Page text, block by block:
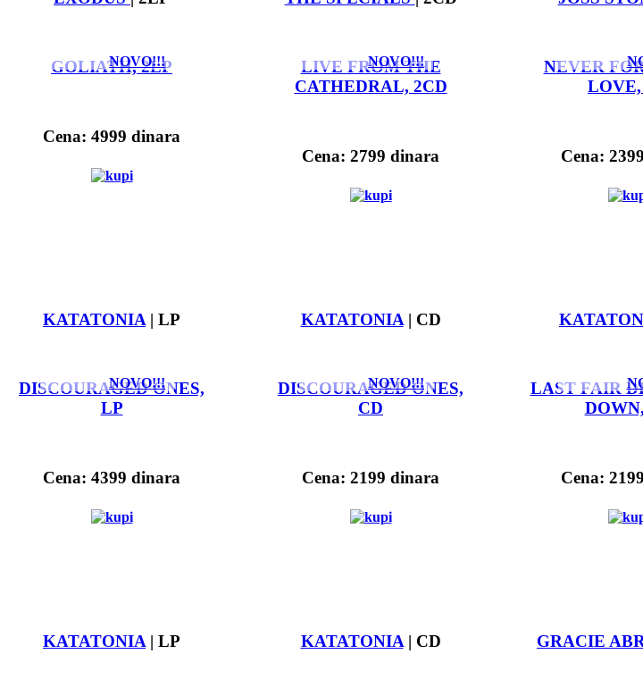
NOVO!!!
GOLIATH, 2LP
Cena: 4999 dinara
NOVO!!!
LIVE FROM THE
CATHEDRAL, 2CD
Cena: 2799 dinara
NEVER
Cena:
NOVO!!!
KATATONIA | LP
DISCOURAGED ONES,
LP
Cena: 4399 dinara
NOVO!!!
KATATONIA| CD
DISCOURAGED ONES,
CD
Cena: 2199 dinara
LAST FAIR
Cena:
KATATONIA | LP KATATONIA| CD GRACIE